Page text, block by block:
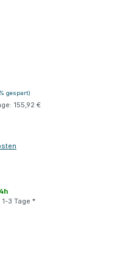
gespart)
155,92 €
3 Tage *